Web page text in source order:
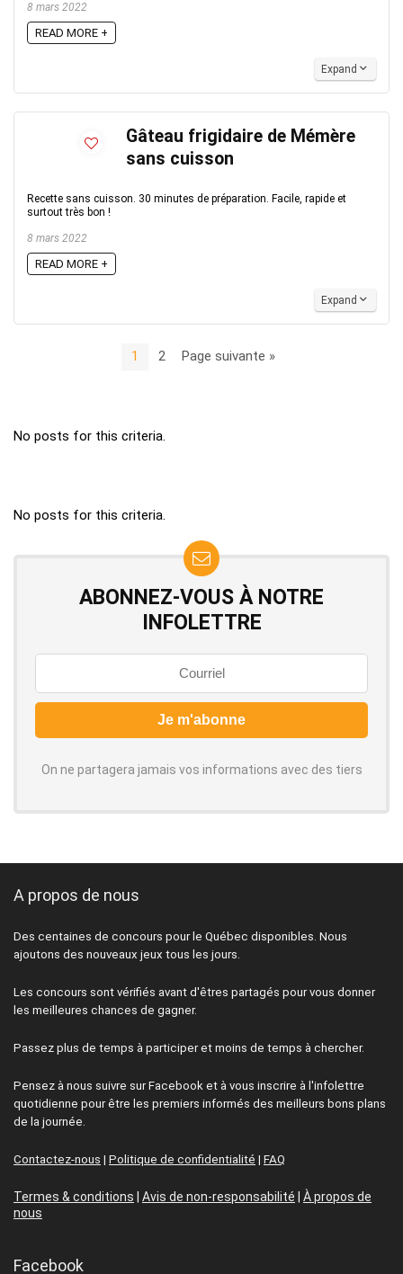
8 mars 2022
READ MORE +
Expand
Gâteau frigidaire de Mémère
sans cuisson
Recette sans cuisson. 30 minutes de préparation. Facile, rapide et
surtout très bon !
8 mars 2022
READ MORE +
Expand
1 2 Page suivante »
No posts for this criteria.
No posts for this criteria.
ABONNEZ-VOUS À NOTRE
INFOLETTRE
On ne partagera jamais vos informations avec des tiers
A propos de nous
Des centaines de concours pour le Québec disponibles. Nous
ajoutons des nouveaux jeux tous les jours.
Les concours sont vérifiés avant d'êtres partagés pour vous donner
les meilleures chances de gagner.
Passez plus de temps à participer et moins de temps à chercher.
Pensez à nous suivre sur Facebook et à vous inscrire à l'infolettre
quotidienne pour être les premiers informés des meilleurs bons plans
de la journée.
Contactez-nous | Politique de confidentialité | FAQ
Termes & conditions Avis de non-responsabilité
À propos de
nous
Facebook